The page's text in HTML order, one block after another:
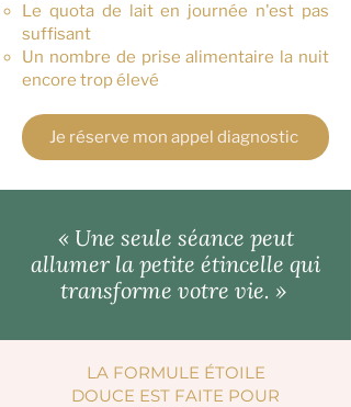
Le quota de lait en journée n'est pas
suffisant​
Un nombre de prise alimentaire la nuit
encore trop élevé
Je réserve mon appel diagnostic
« Une seule séance peut
allumer la petite étincelle qui
transforme votre vie. »
LA FORMULE ÉTOILE
DOUCE EST FAITE POUR